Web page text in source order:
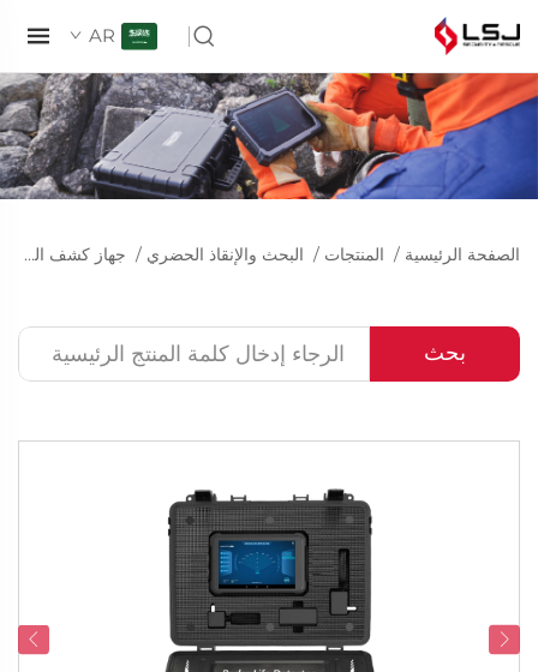
AR
الصفحة الرئيسية/المنتجات/البحث والإنقاذ الحضري /جهاز كشف الحياة بالرادار
بحث